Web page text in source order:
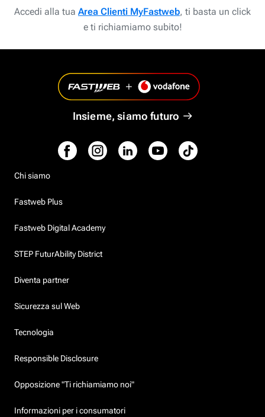
Accedi alla tua Area Clienti MyFastweb, ti basta un click
e ti richiamiamo subito!
Insieme, siamo futuro
Chi siamo
Fastweb Plus
Fastweb Digital Academy
STEP FuturAbility District
Diventa partner
Sicurezza sul Web
Tecnologia
Responsible Disclosure
Opposizione "Ti richiamiamo noi"
Informazioni per i consumatori